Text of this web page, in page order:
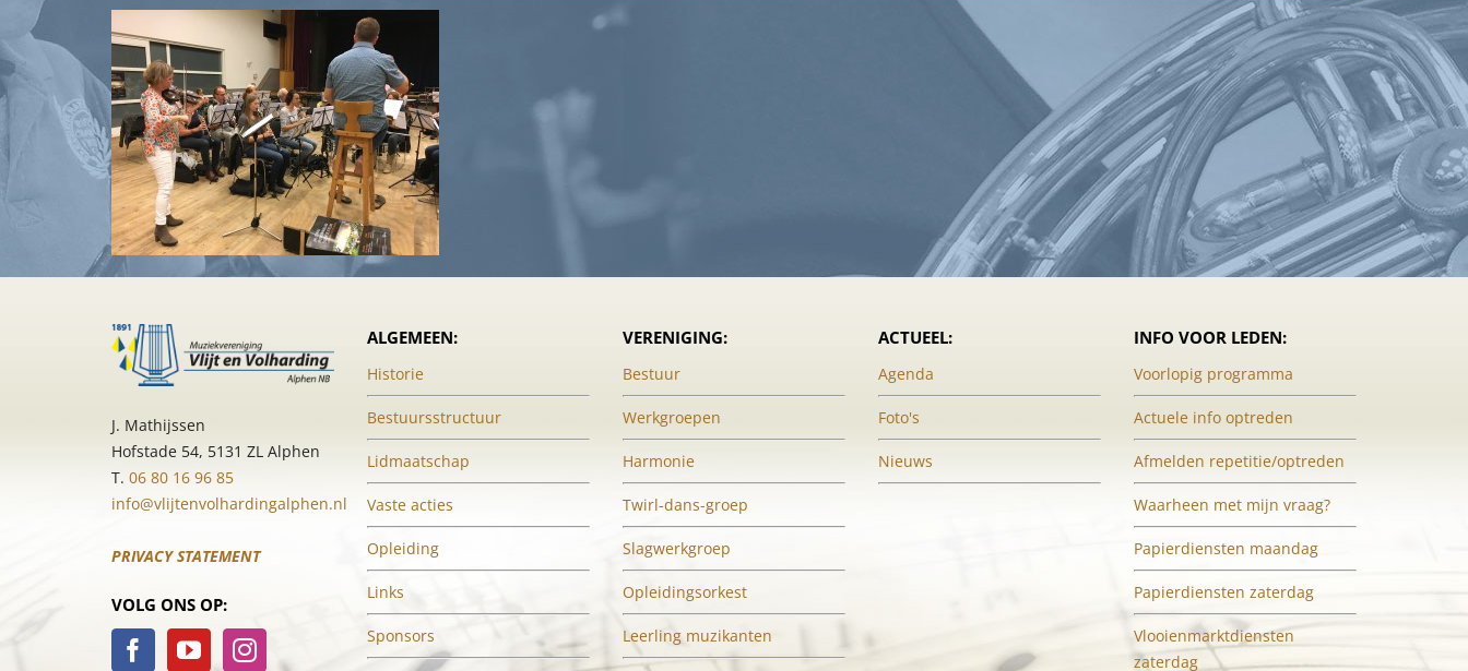
J. Mathijssen
Hofstade 54, 5131 ZL Alphen
T. 06 80 16 96 85
info@vlijtenvolhardingalphen.nl
PRIVACY STATEMENT
VOLG ONS OP:
ALGEMEEN:
Historie
Bestuursstructuur
Lidmaatschap
Vaste acties
Opleiding
Links
Sponsors
VERENIGING:
Bestuur
Werkgroepen
Harmonie
Twirl-dans-groep
Slagwerkgroep
Opleidingsorkest
Leerling muzikanten
ACTUEEL:
Agenda
Foto's
Nieuws
INFO VOOR LEDEN:
Voorlopig programma
Actuele info optreden
Afmelden repetitie/optreden
Waarheen met mijn vraag?
Papierdiensten maandag
Papierdiensten zaterdag
Vlooienmarktdiensten
zaterdag